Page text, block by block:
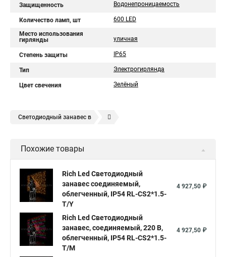
Защищенность Водонепроницаемость
Количество ламп, шт 600 LED
Место использования
гирлянды
уличная
Степень защиты IP65
Тип Электрогирлянда
Цвет свечения Зелёный
Светодиодный занавес в
Гирлянда дождь занавес светодиодная купить в
Светодиодные led гирлянды занавес
Занавес светодиодная купить
Гирлянда светодиодный дождь занавес
Гирлянды светодиодный занавес
Гирлянда занавес светодиодная купить
Купите светодиодный занавес
Похожие товары
Rich Led Светодиодный
занавес соединяемый,
облегченный, IP54 RL-CS2*1.5-
T/Y
4 927,50 ₽
Rich Led Светодиодный
занавес, соединяемый, 220 В,
облегченный, IP54 RL-CS2*1.5-
T/M
4 927,50 ₽